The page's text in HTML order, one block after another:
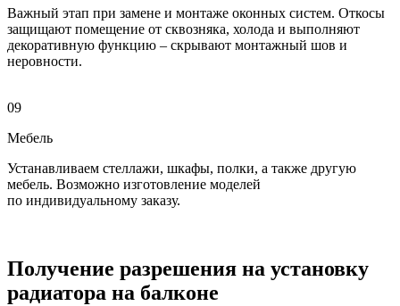
Важный этап при замене и монтаже оконных систем. Откосы
защищают помещение от сквозняка, холода и выполняют
декоративную функцию – скрывают монтажный шов и
неровности.
09
Мебель
Устанавливаем стеллажи, шкафы, полки, а также другую
мебель. Возможно изготовление моделей
по индивидуальному заказу.
Получение разрешения на установку
радиатора на балконе